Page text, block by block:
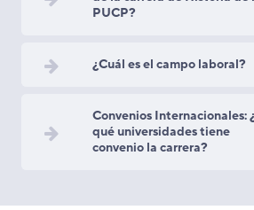
PUCP?
¿Cuál es el campo laboral?
Convenios Internacionales:
qué universidades tiene
convenio la carrera?